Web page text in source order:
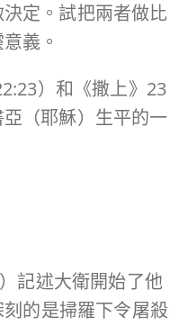
定。試把兩者做比
義。
）和《撒上》23
（耶穌）生平的一
記述大衛開始了他
的是掃羅下令屠殺